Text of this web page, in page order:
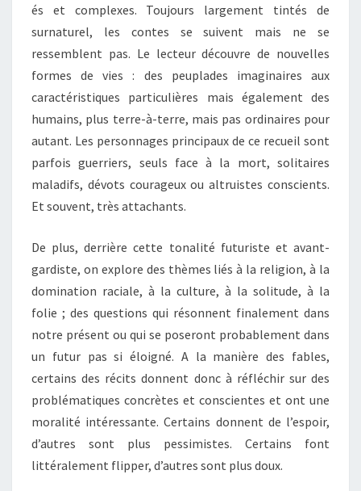
és et complexes. Toujours largement tintés de
surnaturel, les contes se suivent mais ne se
ressemblent pas. Le lecteur découvre de nouvelles
formes de vies : des peuplades imaginaires aux
caractéristiques particulières mais également des
humains, plus terre-à-terre, mais pas ordinaires pour
autant. Les personnages principaux de ce recueil sont
parfois guerriers, seuls face à la mort, solitaires
maladifs, dévots courageux ou altruistes conscients.
Et souvent, très attachants.
De plus, derrière cette tonalité futuriste et avant-
gardiste, on explore des thèmes liés à la religion, à la
domination raciale, à la culture, à la solitude, à la
folie ; des questions qui résonnent finalement dans
notre présent ou qui se poseront probablement dans
un futur pas si éloigné. A la manière des fables,
certains des récits donnent donc à réfléchir sur des
problématiques concrètes et conscientes et ont une
moralité intéressante. Certains donnent de l’espoir,
d’autres sont plus pessimistes. Certains font
littéralement flipper, d’autres sont plus doux.